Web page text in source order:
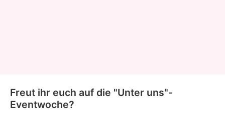
Freut ihr euch auf die "Unter uns"-
Eventwoche?